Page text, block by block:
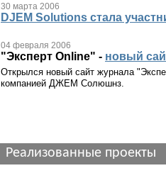
30 марта 2006
DJEM Solutions стала
04 февраля 2006
"Эксперт Online" - новый
Открылся новый сайт журнала
компанией ДЖЕМ Солюшнз.
Реализованные проекты